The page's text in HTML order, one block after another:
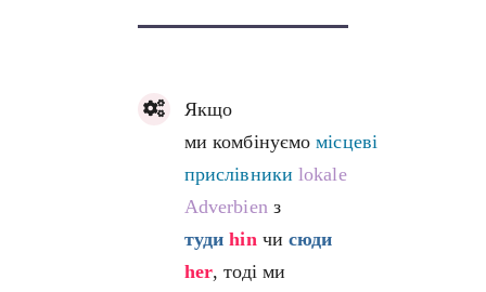
Якщо
ми комбінуємомісцеві
прислівникиlokale
Adverbien з
туди hin чисюди
her, тоді ми